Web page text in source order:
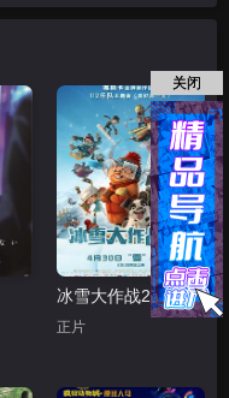
冰雪大作战2（原声版）
正片
关闭